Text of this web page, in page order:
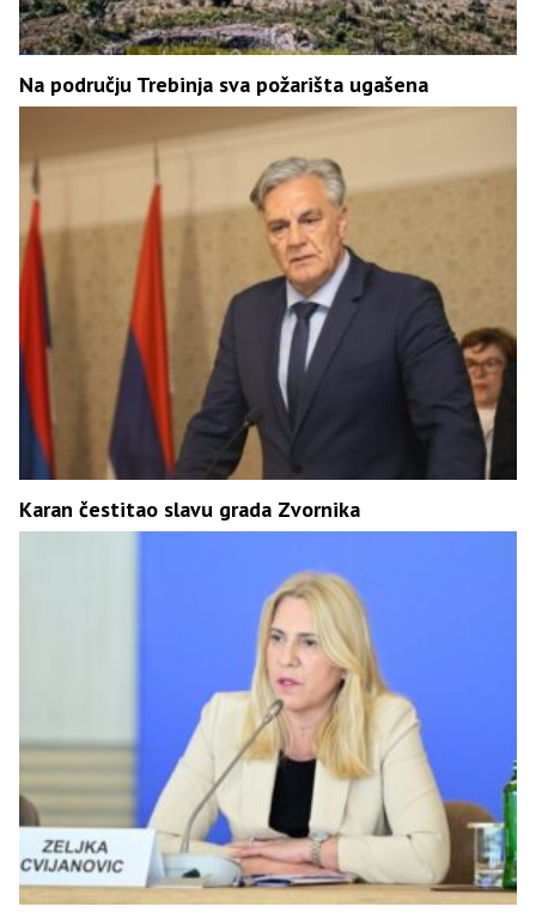
Na području Trebinja sva požarišta ugašena
Karan čestitao slavu grada Zvornika